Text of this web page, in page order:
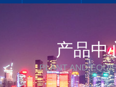
产品中
PLANT AND